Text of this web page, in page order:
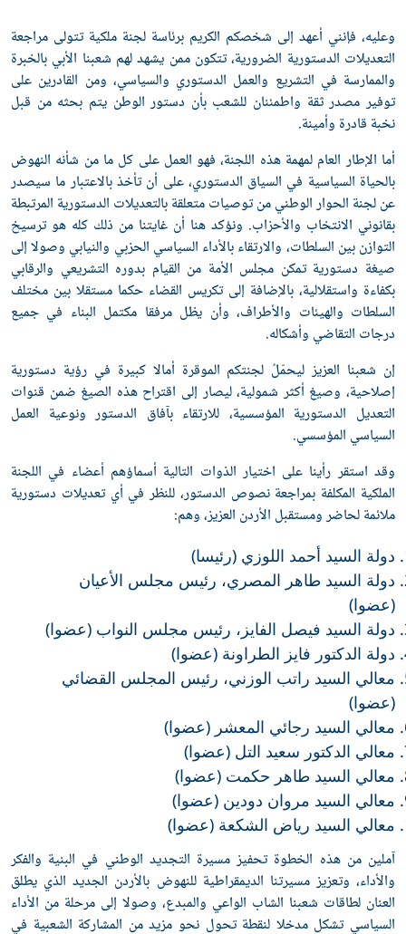
وعليه، فإنني أعهد إلى شخصكم الكريم برئاسة لجنة ملكية تتولى مراجعة
التعديلات الدستورية الضرورية، تتكون ممن يشهد لهم شعبنا الأبي بالخبرة
والممارسة في التشريع والعمل الدستوري والسياسي، ومن القادرين على
توفير مصدر ثقة واطمئنان للشعب بأن دستور الوطن يتم بحثه من قبل
نخبة قادرة وأمينة.
أما الإطار العام لمهمة هذه اللجنة، فهو العمل على كل ما من شأنه النهوض
بالحياة السياسية في السياق الدستوري، على أن تأخذ بالاعتبار ما سيصدر
عن لجنة الحوار الوطني من توصيات متعلقة بالتعديلات الدستورية المرتبطة
بقانوني الانتخاب والأحزاب. ونؤكد هنا أن غايتنا من ذلك كله هو ترسيخ
التوازن بين السلطات، والارتقاء بالأداء السياسي الحزبي والنيابي وصولا إلى
صيغة دستورية تمكن مجلس الأمة من القيام بدوره التشريعي والرقابي
بكفاءة واستقلالية، بالإضافة إلى تكريس القضاء حكما مستقلا بين مختلف
السلطات والهيئات والأطراف، وأن يظل مرفقا مكتمل البناء في جميع
درجات التقاضي وأشكاله.
إن شعبنا العزيز ليحمّلُ لجنتكم الموقرة أمالا كبيرة في رؤية دستورية
إصلاحية، وصيغ أكثر شمولية، ليصار إلى اقتراح هذه الصيغ ضمن قنوات
التعديل الدستورية المؤسسية، للارتقاء بآفاق الدستور ونوعية العمل
السياسي المؤسسي.
وقد استقر رأينا على اختيار الذوات التالية أسماؤهم أعضاء في اللجنة
الملكية المكلفة بمراجعة نصوص الدستور، للنظر في أي تعديلات دستورية
ملائمة لحاضر ومستقبل الأردن العزيز، وهم:
دولة السيد أحمد اللوزي (رئيسا)
دولة السيد طاهر المصري، رئيس مجلس الأعيان
(عضوا)
دولة السيد فيصل الفايز، رئيس مجلس النواب (عضوا)
دولة الدكتور فايز الطراونة (عضوا)
معالي السيد راتب الوزني، رئيس المجلس القضائي
(عضوا)
معالي السيد رجائي المعشر (عضوا)
معالي الدكتور سعيد التل (عضوا)
معالي السيد طاهر حكمت (عضوا)
معالي السيد مروان دودين (عضوا)
معالي السيد رياض الشكعة (عضوا)
آملين من هذه الخطوة تحفيز مسيرة التجديد الوطني في البنية والفكر
والأداء، وتعزيز مسيرتنا الديمقراطية للنهوض بالأردن الجديد الذي يطلق
العنان لطاقات شعبنا الشاب الواعي والمبدع، وصولا إلى مرحلة من الأداء
السياسي تشكل مدخلا لنقطة تحول نحو مزيد من المشاركة الشعبية في